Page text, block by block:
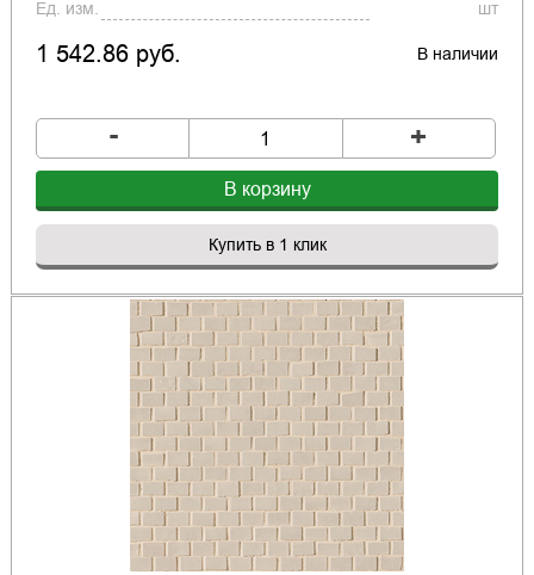
Ед. изм.
шт
1 542.86 руб. В наличии
- +
В корзину
Купить в 1 клик